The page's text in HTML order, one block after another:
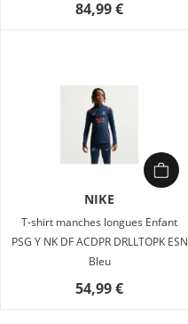
84,99 €
NIKE
T-shirt manches longues Enfant
PSG Y NK DF ACDPR DRLLTOPK ESN
Bleu
54,99 €